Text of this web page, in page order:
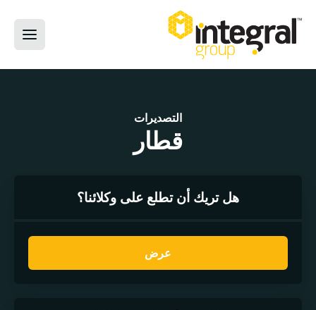
التصديرات
قطار
هل تريك أن تطلع على وكلائنا؟
عرض